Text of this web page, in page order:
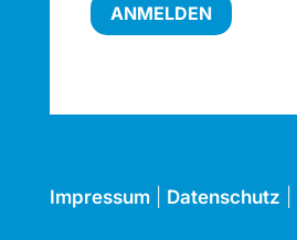
ANMELDEN
Impressum| Datenschutz